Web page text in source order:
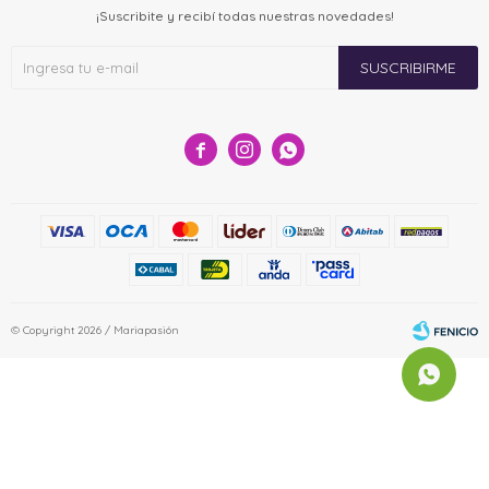
  
¡Suscribite y recibí todas nuestras novedades!
SUSCRIBIRME
© Copyright 2026 / Mariapasión